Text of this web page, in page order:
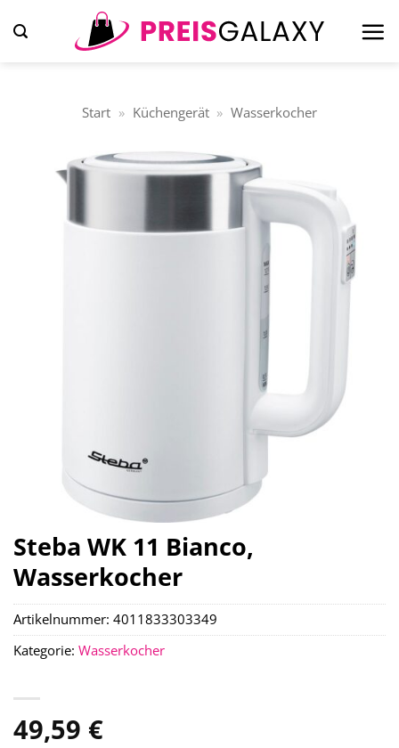
Inhalt
Start » Küchengerät » Wasserkocher
Steba WK 11 Bianco,
Wasserkocher
49,59 €
Artikelnummer: 4011833303349
Kategorie: Wasserkocher